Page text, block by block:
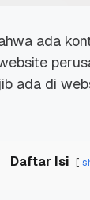
ada
ada di
Daftar Isi